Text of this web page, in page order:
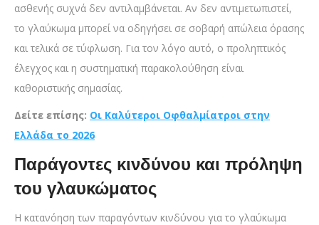
ασθενής συχνά δεν αντιλαμβάνεται. Αν δεν αντιμετωπιστεί,
το γλαύκωμα μπορεί να οδηγήσει σε σοβαρή απώλεια όρασης
και τελικά σε τύφλωση. Για τον λόγο αυτό, ο προληπτικός
έλεγχος και η συστηματική παρακολούθηση είναι
καθοριστικής σημασίας.
Δείτε επίσης: Οι Καλύτεροι Οφθαλμίατροι στην
Ελλάδα το 2026
Παράγοντες κινδύνου και πρόληψη
του γλαυκώματος
Η κατανόηση των παραγόντων κινδύνου για το γλαύκωμα